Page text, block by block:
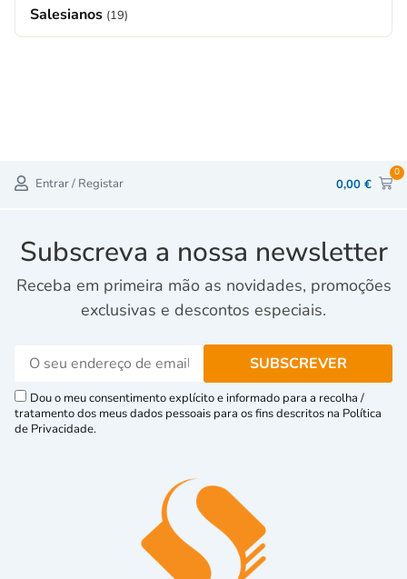
Salesianos (19)
Entrar / Registar 0,00 €
0
Subscreva a nossa newsletter
Receba em primeira mão as novidades, promoções
exclusivas e descontos especiais.
Dou o meu consentimento explícito e informado para a recolha /
tratamento dos meus dados pessoais para os fins descritos na Política
de Privacidade.